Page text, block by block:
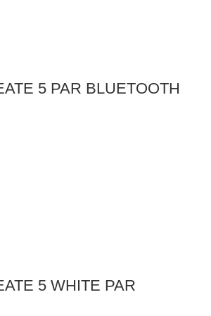
5 PAR BLUETOOTH
5 WHITE PAR